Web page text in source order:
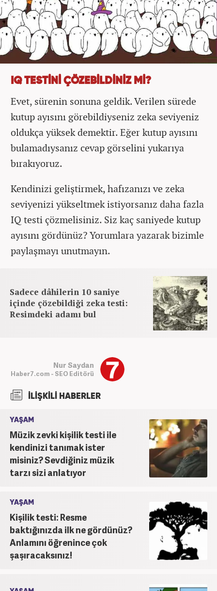
IQ TESTİNİ ÇÖZEBİLDİNİZ Mİ?
Evet, sürenin sonuna geldik. Verilen sürede
kutup ayısını görebildiyseniz zeka seviyeniz
oldukça yüksek demektir. Eğer kutup ayısını
bulamadıysanız cevap görselini yukarıya
bırakıyoruz.
Kendinizi geliştirmek, hafızanızı ve zeka
seviyenizi yükseltmek istiyorsanız daha fazla
IQ testi çözmelisiniz. Siz kaç saniyede kutup
ayısını gördünüz? Yorumlara yazarak bizimle
paylaşmayı unutmayın.
Sadece dâhilerin 10 saniye
içinde çözebildiği zeka testi:
Resimdeki adamı bul
Nur Saydan
Haber7.com - SEO Editörü
İLİŞKİLİ HABERLER
YAŞAM
Müzik zevki kişilik testi ile
kendinizi tanımak ister
misiniz? Sevdiğiniz müzik
tarzı sizi anlatıyor
YAŞAM
Kişilik testi: Resme
baktığınızda ilk ne gördünüz?
Anlamını öğrenince çok
şaşıracaksınız!